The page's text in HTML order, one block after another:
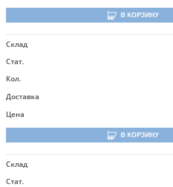
В КОРЗИНУ
Склад
Стат.
Кол.
Доставка
Цена
В КОРЗИНУ
Склад
Стат.